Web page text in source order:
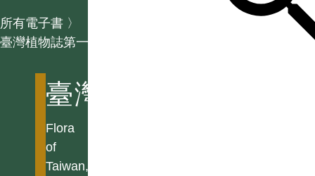
所有電子書 〉
臺灣植物誌第一版
臺灣植物誌第一版
Flora
of
Taiwan,